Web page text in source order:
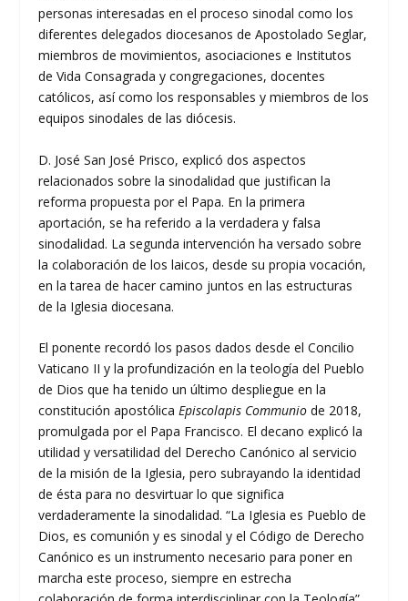
personas interesadas en el proceso sinodal como los
diferentes delegados diocesanos de Apostolado Seglar,
miembros de movimientos, asociaciones e Institutos
de Vida Consagrada y congregaciones, docentes
católicos, así como los responsables y miembros de los
equipos sinodales de las diócesis.
D. José San José Prisco, explicó dos aspectos
relacionados sobre la sinodalidad que justifican la
reforma propuesta por el Papa. En la primera
aportación, se ha referido a la verdadera y falsa
sinodalidad. La segunda intervención ha versado sobre
la colaboración de los laicos, desde su propia vocación,
en la tarea de hacer camino juntos en las estructuras
de la Iglesia diocesana.
El ponente recordó los pasos dados desde el Concilio
Vaticano II y la profundización en la teología del Pueblo
de Dios que ha tenido un último despliegue en la
constitución apostólicaEpiscolapis Communiode 2018,
promulgada por el Papa Francisco. El decano explicó la
utilidad y versatilidad del Derecho Canónico al servicio
de la misión de la Iglesia, pero subrayando la identidad
de ésta para no desvirtuar lo que significa
verdaderamente la sinodalidad. “La Iglesia es Pueblo de
Dios, es comunión y es sinodal y el Código de Derecho
Canónico es un instrumento necesario para poner en
marcha este proceso, siempre en estrecha